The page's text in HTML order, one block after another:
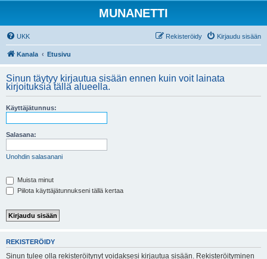
MUNANETTI
UKK Kirjaudu sisään
Rekisteröidy
Kanala Etusivu
Sinun täytyy kirjautua sisään ennen kuin voit lainata
kirjoituksia tällä alueella.
Käyttäjätunnus:
Salasana:
Unohdin salasanani
Muista minut
Piilota käyttäjätunnukseni tällä kertaa
REKISTERÖIDY
Sinun tulee olla rekisteröitynyt voidaksesi kirjautua sisään. Rekisteröityminen